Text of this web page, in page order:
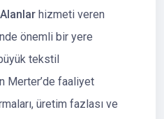
hizmeti veren
önemli bir yere
tekstil
Merter’de faaliyet
üretim fazlası ve